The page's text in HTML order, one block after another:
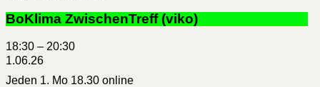
BoKlima ZwischenTreff (viko)
18:30 – 20:30
1.06.26
Jeden 1. Mo 18.30 online